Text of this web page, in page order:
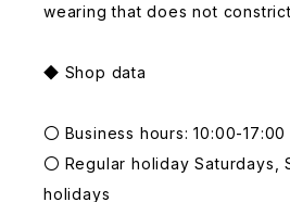
wearing that does not
◆ Shop data
〇 Business hours: 10:00-17:00
〇 Regular holiday Saturdays,
holidays